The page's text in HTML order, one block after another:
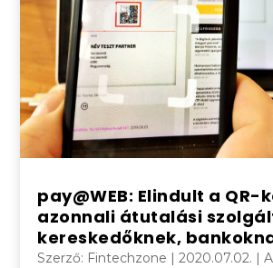
pay@WEB: Elindult a QR-
azonnali átutalási
kereskedőknek,
Szerző: Fintechzone |2020.07.02. |